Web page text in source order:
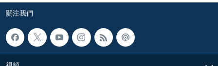
關注我們